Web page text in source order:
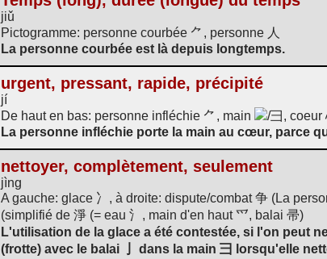
jiǔ
Pictogramme: personne courbée ⺈, personne 人
La personne courbée est là depuis longtemps.
urgent, pressant, rapide, précipité
jí
De haut en bas: personne infléchie ⺈, main
/彐, coeur
La personne infléchie porte la main au cœur, parce
nettoyer, complètement, seulement
jìng
A gauche: glace 冫, à droite: dispute/combat 争 (La
(simplifié de 淨 (= eau 氵, main d'en haut 爫, balai 帚)
L'utilisation de la glace a été contestée, si l'on peut
(frotte) avec le balai 亅 dans la main 彐 lorsqu'elle